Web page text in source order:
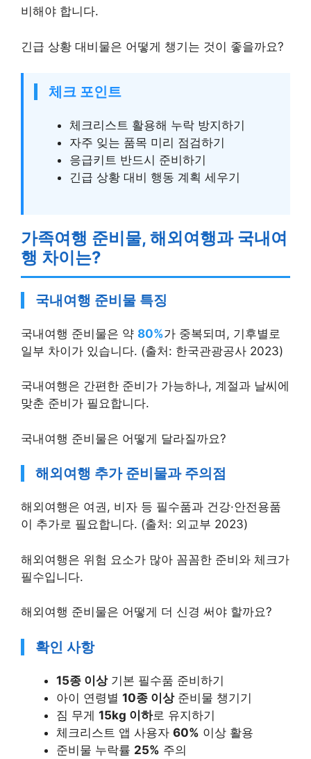
비해야 합니다.
긴급 상황 대비물은 어떻게 챙기는 것이 좋을까요?
체크 포인트
체크리스트 활용해 누락 방지하기
자주 잊는 품목 미리 점검하기
응급키트 반드시 준비하기
긴급 상황 대비 행동 계획 세우기
가족여행 준비물, 해외여행과 국내여
행 차이는?
국내여행 준비물 특징
국내여행 준비물은 약 80%가 중복되며, 기후별로
일부 차이가 있습니다. (출처: 한국관광공사 2023)
국내여행은 간편한 준비가 가능하나, 계절과 날씨에
맞춘 준비가 필요합니다.
국내여행 준비물은 어떻게 달라질까요?
해외여행 추가 준비물과 주의점
해외여행은 여권, 비자 등 필수품과 건강·안전용품
이 추가로 필요합니다. (출처: 외교부 2023)
해외여행은 위험 요소가 많아 꼼꼼한 준비와 체크가
필수입니다.
해외여행 준비물은 어떻게 더 신경 써야 할까요?
확인 사항
15종 이상기본 필수품 준비하기
아이 연령별 10종 이상준비물 챙기기
짐 무게 15kg 이하로 유지하기
체크리스트 앱 사용자 60% 이상 활용
준비물 누락률 25% 주의